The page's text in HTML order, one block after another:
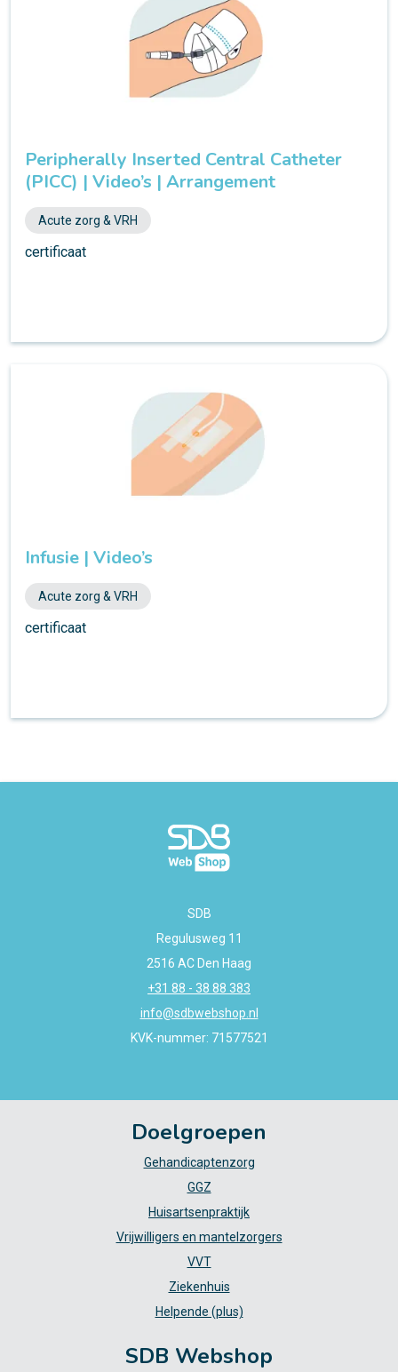
Peripherally Inserted Central Catheter
(PICC) | Video’s | Arrangement
Acute zorg & VRH
certificaat
Infusie | Video’s
Acute zorg & VRH
certificaat
SDB
Regulusweg 11
2516 AC Den Haag
+31 88 - 38 88 383
info@sdbwebshop.nl
KVK-nummer: 71577521
Doelgroepen
Gehandicaptenzorg
GGZ
Huisartsenpraktijk
Vrijwilligers en mantelzorgers
VVT
Ziekenhuis
Helpende (plus)
SDB Webshop